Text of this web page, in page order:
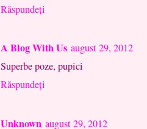
Răspundeți
A Blog With Us august 29, 2012
Superbe poze, pupici
Răspundeți
Unknown august 29, 2012